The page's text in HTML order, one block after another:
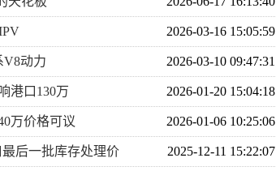
2026-03-16 15:05:59
2026-03-10 09:47:31
V8动力
2026-01-20 15:04:18
港口130万
2026-01-06 10:25:06
万价格可议
2025-12-11 15:22:07
后一批库存处理价